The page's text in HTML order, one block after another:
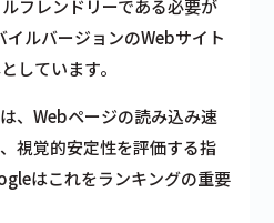
フレンドリーである必要が
ルバージョンのWebサイト
しています。
、Webページの読み込み速
視覚的安定性を評価する指
はこれをランキングの重要